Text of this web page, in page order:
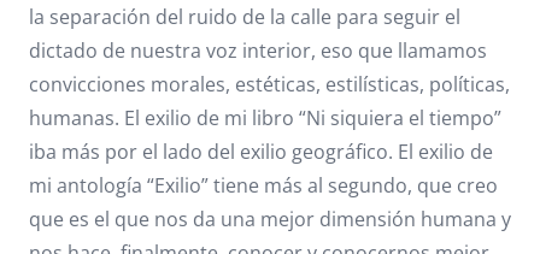
la separación del ruido de la calle para seguir el
dictado de nuestra voz interior, eso que llamamos
convicciones morales, estéticas, estilísticas, políticas,
humanas. El exilio de mi libro “Ni siquiera el tiempo”
iba más por el lado del exilio geográfico. El exilio de
mi antología “Exilio” tiene más al segundo, que creo
que es el que nos da una mejor dimensión humana y